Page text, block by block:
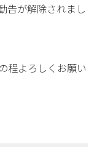
告が解除されまし
程よろしくお願い